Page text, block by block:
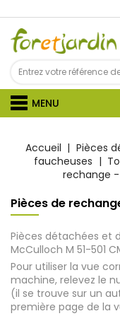
MENU
Accueil Pièces
faucheuses
rechange -
Pièces de
Pièces détachées et
McCulloch M 51-501
Pour utiliser la vue
machine, relevez le
(il se trouve sur un
première page de la